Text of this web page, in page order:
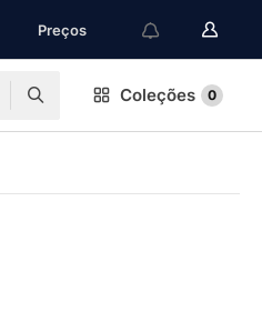
Preços
Coleções 0